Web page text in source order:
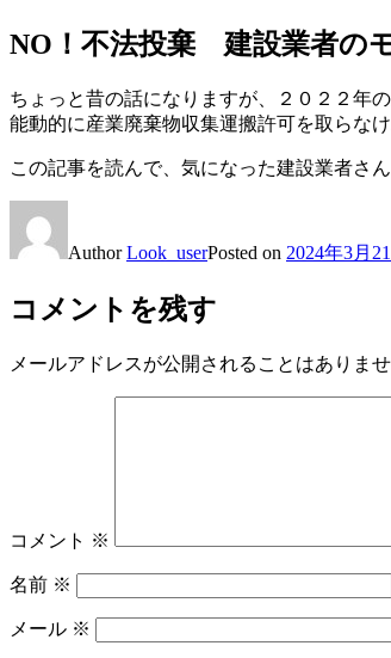
NO！不法投棄 建設業者の
ちょっと昔の話になりますが、２０２２年
能動的に産業廃棄物収集運搬許可を取らな
この記事を読んで、気になった建設業者さ
AuthorLook_userPosted on 2024年3月
コメントを残す
メールアドレスが公開されることはありませ
コメント ※
名前 ※
メール ※